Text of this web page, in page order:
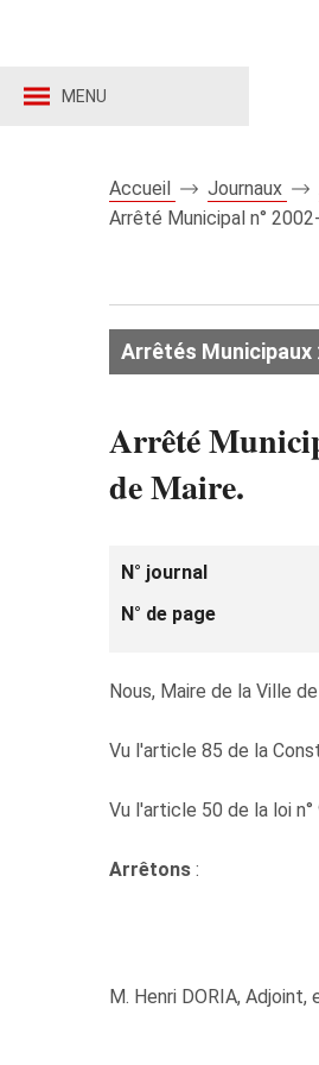
MENU
Accueil Journaux
Arrêté Municipal n°
Arrêtés Municipaux
Arrêté
de Maire.
N° journal
N° de page
Nous, Maire de la Ville
Vu l'article 85 de la
Vu l'article 50 de la loi
Arrêtons :
M. Henri DORIA,